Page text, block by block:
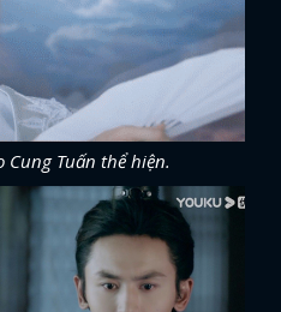
Cung Tuấn thể hiện.